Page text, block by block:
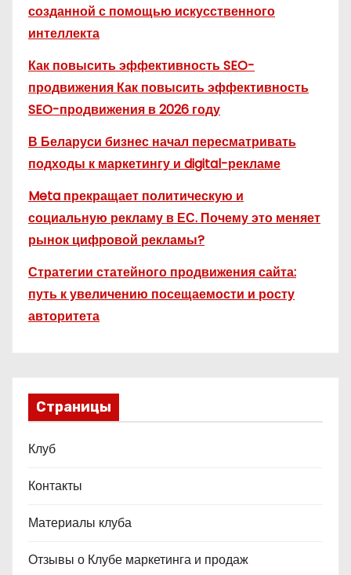
созданной с помощью искусственного
интеллекта
Как повысить эффективность SEO-
продвижения Как повысить эффективность
SEO-продвижения в 2026 году
В Беларуси бизнес начал пересматривать
подходы к маркетингу и digital-рекламе
Meta прекращает политическую и
социальную рекламу в ЕС. Почему это меняет
рынок цифровой рекламы?
Стратегии статейного продвижения сайта:
путь к увеличению посещаемости и росту
авторитета
Страницы
Клуб
Контакты
Материалы клуба
Отзывы о Клубе маркетинга и продаж